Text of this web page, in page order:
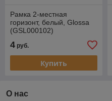
Рамка 2-местная
горизонт, белый, Glossa
(GSL000102)
4 руб.
Купить
О нас